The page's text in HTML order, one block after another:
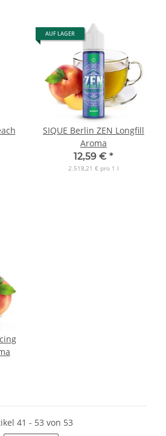
AUF LAGER
SIQUE Berlin ZEN Longfill
Aroma
12,59 € *
2.518,21 € pro 1 l
41 - 53 von 53